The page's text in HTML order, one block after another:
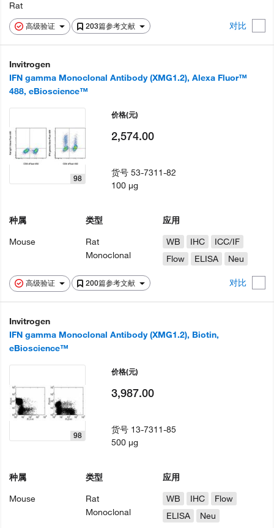
高级验证 203篇参考文献 对比
Rat
Invitrogen
IFN gamma Monoclonal Antibody (XMG1.2), Alexa Fluor™
488, eBioscience™
高级验证 200篇参考文献 对比
98
种属
Mouse
类型
Rat
Monoclonal
应用
WB
IHC
ICC/IF
Flow
ELISA Neu
价格(元)
2,574.00
货号53-7311-82
100 µg
Invitrogen
IFN gamma Monoclonal Antibody (XMG1.2), Biotin,
eBioscience™
98
种属
Mouse
类型
Rat
Monoclonal
应用
WB
IHC
Flow
ELISA
Neu
价格(元)
3,987.00
货号 13-7311-85
500 µg